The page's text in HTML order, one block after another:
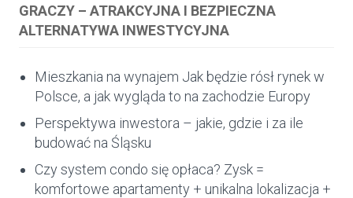
GRACZY – ATRAKCYJNA I BEZPIECZNA
ALTERNATYWA INWESTYCYJNA
Mieszkania na wynajem Jak będzie rósł rynek w
Polsce, a jak wygląda to na zachodzie Europy
Perspektywa inwestora – jakie, gdzie i za ile
budować na Śląsku
Czy system condo się opłaca? Zysk =
komfortowe apartamenty + unikalna lokalizacja +